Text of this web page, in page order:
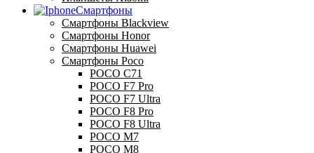
Смартфоны
Смартфоны Blackview
Смартфоны Honor
Смартфоны Huawei
Смартфоны Poco
POCO C71
POCO F7 Pro
POCO F7 Ultra
POCO F8 Pro
POCO F8 Ultra
POCO M7
POCO M8